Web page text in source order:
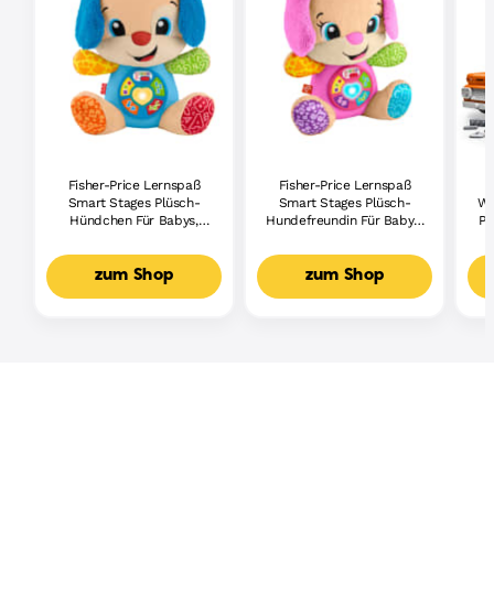
Fisher-Price Lernspaß
Smart Stages Plüsch-
Hündchen Für Babys,
Lernspielzeug,
Mehrsprachige Version
zum Shop
Fisher-Price Lernspaß
Smart Stages Plüsch-
Hundefreundin Für Babys,
Lernspielzeug,
Mehrsprachige Version
zum Shop